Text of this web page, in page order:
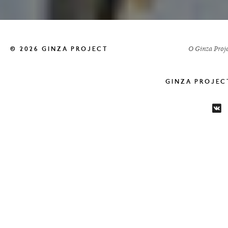
© 2026 GINZA PROJECT О Ginza
GINZA
